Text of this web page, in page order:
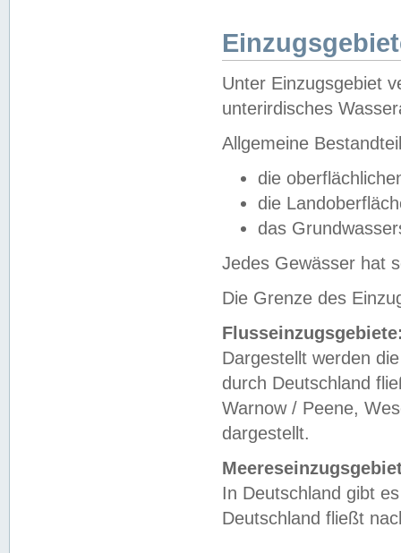
Unter Einzugsgebiet
unterirdisches
Allgemeine
die
die
das
Jedes Gewässer hat
Die Grenze des
Dargestellt werden
durch Deutschland
Warnow / Peene,
dargestellt.
In Deutschland gibt
Deutschland fließt